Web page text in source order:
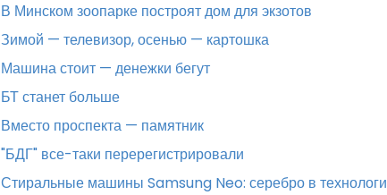
В Минском зоопарке построят дом для экзотов
Зимой — телевизор, осенью — картошка
Машина стоит — денежки бегут
БТ станет больше
Вместо проспекта — памятник
"БДГ" все-таки перерегистрировали
Стиральные машины Samsung Neo: серебро в